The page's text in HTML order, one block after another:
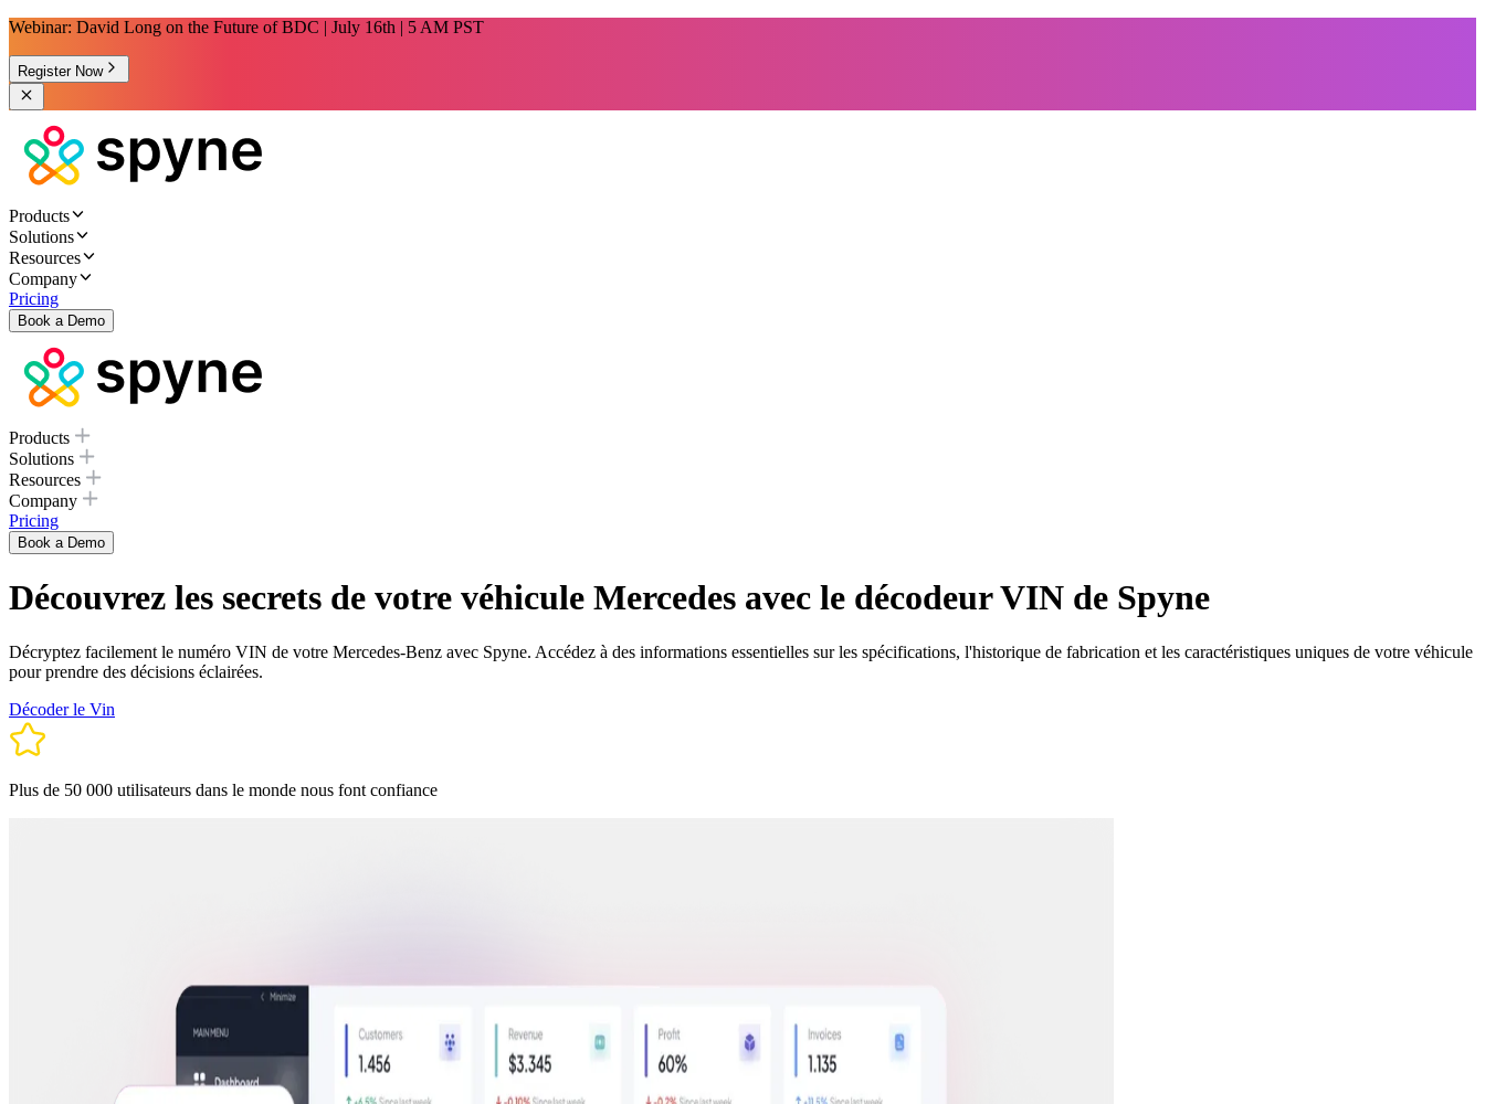
Webinar: David Long on the Future of BDC | July 16th | 5 AM PST
Register Now
Products
Solutions
Resources
Company
Pricing
Book a Demo
Products
Solutions
Resources
Company
Pricing
Book a Demo
Découvrez les secrets de votre véhicule Mercedes avec le décodeur VIN de Spyne
Décryptez facilement le numéro VIN de votre Mercedes-Benz avec Spyne. Accédez à des informations essentielles sur les spécifications, l'historique de fabrication et les caractéristiques uniques de votre véhicule
pour prendre des décisions éclairées.
Décoder le Vin
Plus de 50 000 utilisateurs dans le monde nous font confiance